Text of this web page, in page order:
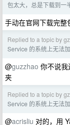
包太大，总是下载到一
手动在官网下载完整
Replied to a topic by
Service 的系统上无法
@guzzhao 你不说
夹
Replied to a topic by
Service 的系统上无法
@acrisliu 对的，用